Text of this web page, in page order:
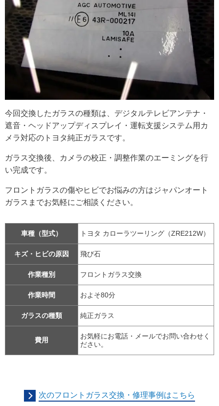
今回交換したガラスの種類は、デジタルテレビアンテナ・
遮音・ヘッドアップディスプレイ・運転支援システム用カ
メラ対応のトヨタ純正ガラスです。
ガラス交換後、カメラの校正・調整作業のエーミングを行
い完成です。
フロントガラスの傷やヒビでお悩みの方はジャパンオート
ガラスまでお気軽にご相談ください。
車種（型式） トヨタ カローラツーリング（ZRE212W）
キズ・ヒビの原因 飛び石
作業種別 フロントガラス交換
作業時間 およそ80分
ガラスの種類 純正ガラス
費用
お気軽にお電話・メールでお問い合わせく
ださい。
次のフロントガラス交換・修理事例はこちら